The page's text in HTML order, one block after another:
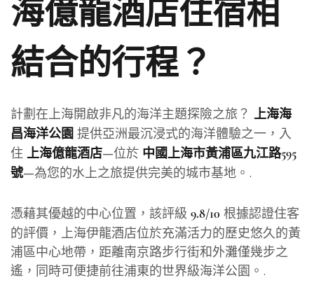
海億龍酒店住宿相
結合的行程？
計劃在上海開啟非凡的海洋主題探險之旅？ 上海海
昌海洋公園 提供亞洲最沉浸式的海洋體驗之一，入
住 上海億龍酒店—位於 中國上海市黃浦區九江路595
號—為您的水上之旅提供完美的城市基地。.
憑藉其優越的中心位置，該評級 9.8/10 根據認證住客
的評價，上海伊龍酒店位於充滿活力的歷史悠久的黃
浦區中心地帶，距離南京路步行街和外灘僅幾步之
遙，同時可便捷前往浦東的世界級海洋公園。.